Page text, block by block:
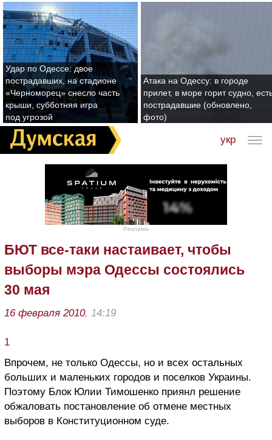
Удар по Одессе: двое
пострадавших, на стадионе
«Черноморец» снесло часть
крыши, субботняя игра
под угрозой
Атака на Одессу: в городе
прилет, в море горит судно,
пострадавшие (обновлено,
фото)
укр
Реклама
БЮТ все-таки настаивает, чтобы
выборы мэра Одессы состоялись
30 мая
16 февраля 2010, 14:19
1
Впрочем, не только Одессы, но и всех остальных
больших и маленьких городов и поселков Украины.
Поэтому Блок Юлии Тимошенко приянл решение
обжаловать постановление об отмене местных
выборов в Конституционном суде.